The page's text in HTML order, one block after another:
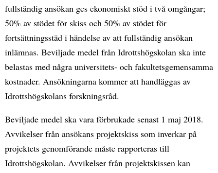
fullständig ansökan ges ekonomiskt stöd i två omgångar;
50% av stödet för skiss och 50% av stödet för
fortsättningsstäd i händelse av att fullständig ansökan
inlämnas. Beviljade medel från Idrottshögskolan ska inte
belastas med några universitets- och fakultetsgemensamma
kostnader. Ansökningarna kommer att handläggas av
Idrottshögskolans forskningsråd.
Beviljade medel ska vara förbrukade senast 1 maj 2018.
Avvikelser från ansökans projektskiss som inverkar på
projektets genomförande måste rapporteras till
Idrottshögskolan. Avvikelser från projektskissen kan